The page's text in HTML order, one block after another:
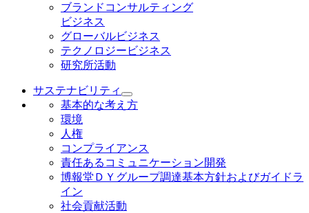
ブランドコンサルティング
ビジネス
グローバルビジネス
テクノロジービジネス
研究所活動
サステナビリティ
基本的な考え方
環境
人権
コンプライアンス
責任あるコミュニケーション開発
博報堂ＤＹグループ調達基本方針およびガイドラ
イン
社会貢献活動